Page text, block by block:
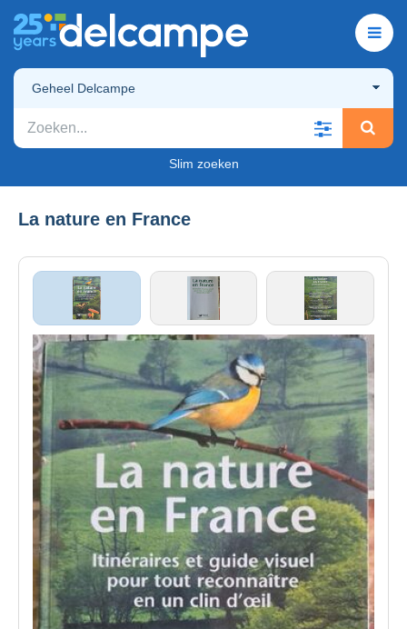
Geheel Delcampe
Slim zoeken
La nature en France